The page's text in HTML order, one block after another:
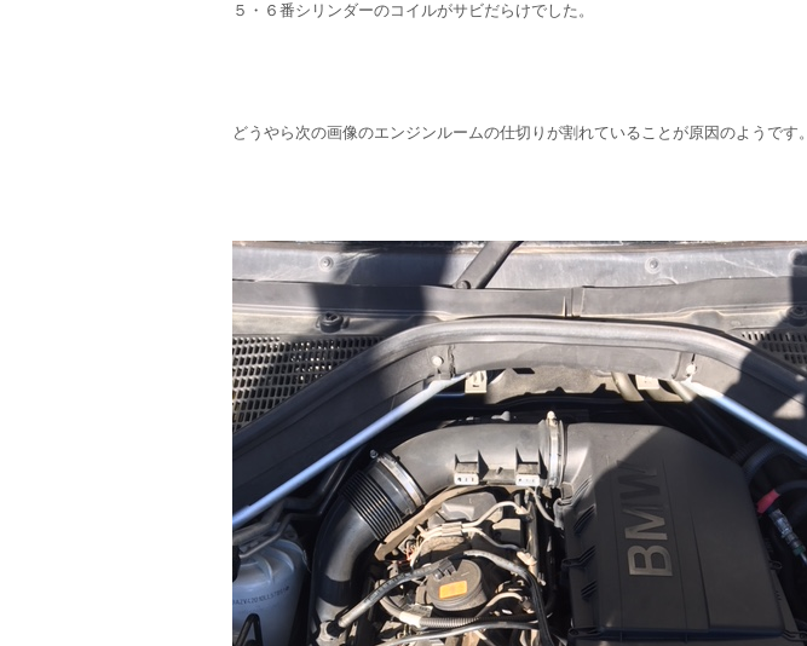
５・６番シリンダーのコイルがサビだらけでした。
どうやら次の画像のエンジンルームの仕切りが割れていることが原因のようです。